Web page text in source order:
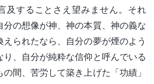
及することさえ望みません。それ
分の想像が神、神の本質、神の義な
えられたなら、自分の夢が煙のよう
り、自分が純粋な信仰と呼んでいる
の間、苦労して築き上げた「功績」